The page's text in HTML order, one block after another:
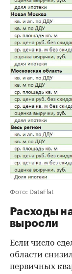
Фото: DataFlat
Расходы
выросли
Если число
области
первичных